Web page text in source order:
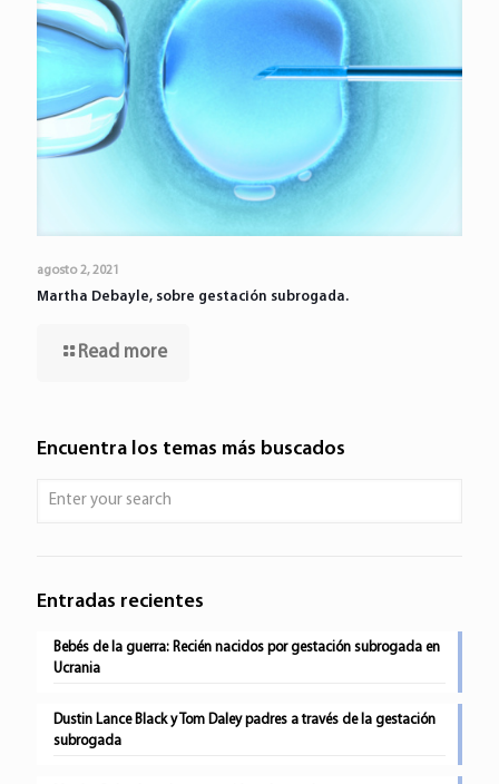
agosto 2, 2021
Martha Debayle, sobre gestación subrogada.
Read more
Encuentra los temas más buscados
Entradas recientes
Bebés de la guerra: Recién nacidos por gestación subrogada en
Ucrania
Dustin Lance Black y Tom Daley padres a través de la gestación
subrogada